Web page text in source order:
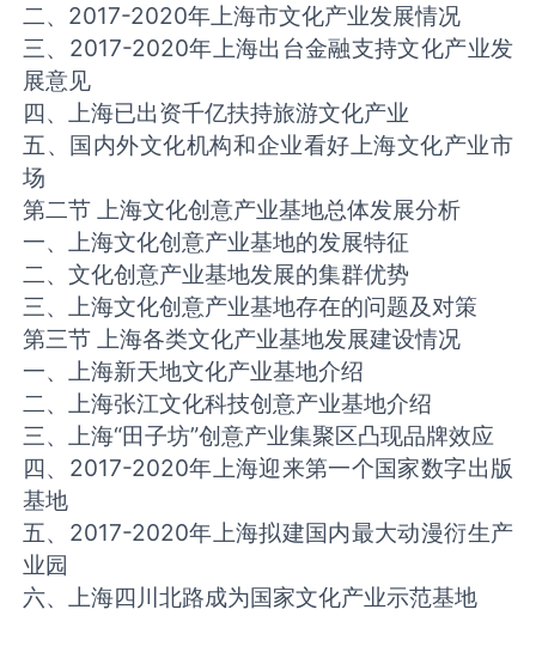
二、2017-2020年上海市文化产业发展情况
三、2017-2020年上海出台金融支持文化产业发
展意见
四、上海已出资千亿扶持旅游文化产业
五、国内外文化机构和企业看好上海文化产业市
场
第二节 上海文化创意产业基地总体发展分析
一、上海文化创意产业基地的发展特征
二、文化创意产业基地发展的集群优势
三、上海文化创意产业基地存在的问题及对策
第三节 上海各类文化产业基地发展建设情况
一、上海新天地文化产业基地介绍
二、上海张江文化科技创意产业基地介绍
三、上海“田子坊”创意产业集聚区凸现品牌效应
四、2017-2020年上海迎来第一个国家数字出版
基地
五、2017-2020年上海拟建国内最大动漫衍生产
业园
六、上海四川北路成为国家文化产业示范基地